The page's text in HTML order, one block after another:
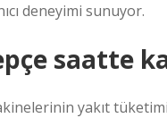
deneyimi sunuyor.
saatte
yakıt